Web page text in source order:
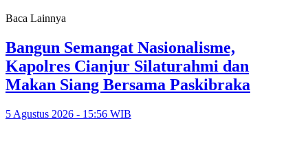
Baca Lainnya
Bangun Semangat Nasionalisme,
Kapolres Cianjur Silaturahmi dan
Makan Siang Bersama Paskibraka
5 Agustus 2026 - 15:56 WIB